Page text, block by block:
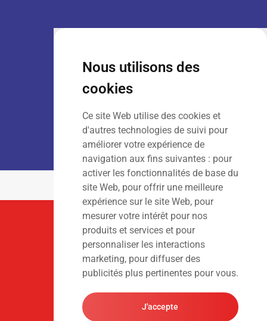
Nous utilisons des
cookies
Ce site Web utilise des cookies et
d'autres technologies de suivi pour
améliorer votre expérience de
navigation aux fins suivantes : pour
activer les fonctionnalités de base du
site Web, pour offrir une meilleure
expérience sur le site Web, pour
mesurer votre intérêt pour nos
produits et services et pour
personnaliser les interactions
marketing, pour diffuser des
publicités plus pertinentes pour vous.
J'accepte
: 9h00 – 13h00
Dim: Fermé
LOCATION :
Lun – Ven: 7h00 – 18h00
Sam – Dim
: Fermé
Suivez-Nous